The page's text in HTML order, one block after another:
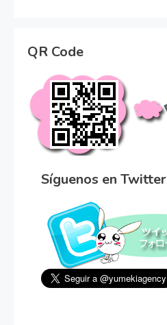
QR Code
Síguenos en Twitter